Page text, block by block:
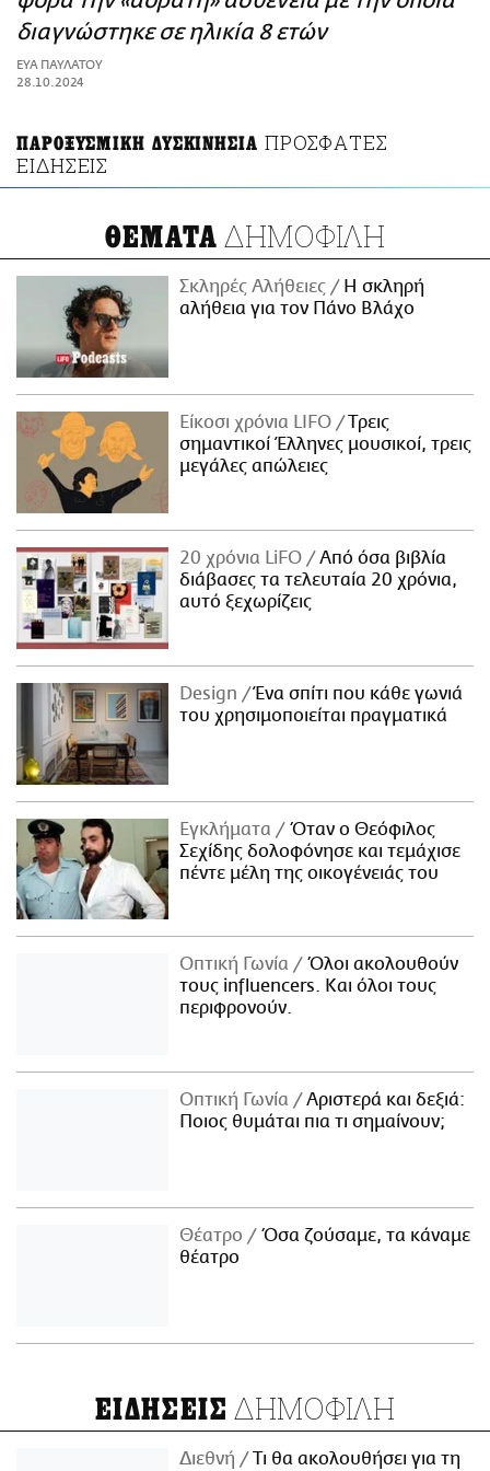
ΑΜΠΑ
PRINT
διαγνώστηκε σε ηλικία 8 ετών
ΕΥΑ ΠΑΥΛΑΤΟΥ
28.10.2024
ΠΑΡΟΞΥΣΜΙΚΗ ΔΥΣΚΙΝΗΣΙΑ ΠΡΟΣΦΑΤΕΣ
ΕΙΔΗΣΕΙΣ
ΘΕΜΑΤΑ ΔΗΜΟΦΙΛΗ
Σκληρές Αλήθειες
H σκληρή
αλήθεια για τον Πάνο Βλάχο
Είκοσι χρόνια LIFO
Tρεις
σημαντικοί Έλληνες μουσικοί, τρεις
μεγάλες απώλειες
20 χρόνια LiFO
Από όσα βιβλία
διάβασες τα τελευταία 20 χρόνια,
αυτό ξεχωρίζεις
Design
Ένα σπίτι που κάθε γωνιά
του χρησιμοποιείται πραγματικά
Εγκλήματα
Όταν ο Θεόφιλος
Σεχίδης δολοφόνησε και τεμάχισε
πέντε μέλη της οικογένειάς του
Οπτική Γωνία
Όλοι ακολουθούν
τους influencers. Και όλοι τους
περιφρονούν.
Οπτική Γωνία
Αριστερά και δεξιά:
Ποιος θυμάται πια τι σημαίνουν;
Θέατρο
Όσα ζούσαμε, τα κάναμε
θέατρο
ΕΙΔΗΣΕΙΣ ΔΗΜΟΦΙΛΗ
Διεθνή Τι θα ακολουθήσει για τη